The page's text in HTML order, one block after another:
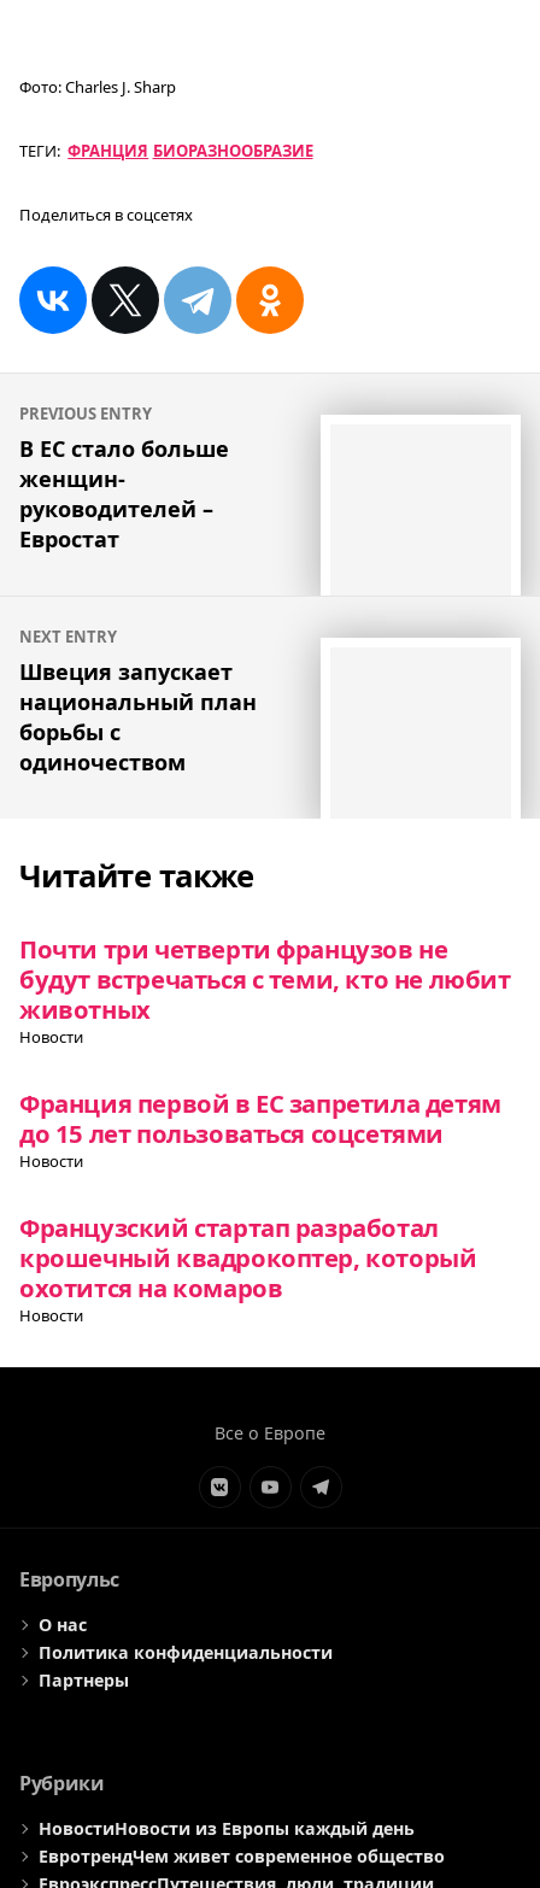
Фото:Charles J. Sharp
ТЕГИ: ФРАНЦИЯ БИОРАЗНООБРАЗИЕ
Поделиться в соцсетях
Навигация
по
записям
PREVIOUS ENTRY
В ЕС стало больше
женщин-
руководителей –
Евростат
NEXT ENTRY
Швеция запускает
национальный план
борьбы с
одиночеством
Читайте также
Почти три четверти французов не
будут встречаться с теми, кто не любит
животных
Новости
Франция первой в ЕС запретила детям
до 15 лет пользоваться соцсетями
Новости
Французский стартап разработал
крошечный квадрокоптер, который
охотится на комаров
Новости
Все о Европе
ЭлементЭлементЭлемент
Европульс
О нас
Политика конфиденциальности
Партнеры
Рубрики
НовостиНовости из Европы каждый день
ЕвротрендЧем живет современное общество